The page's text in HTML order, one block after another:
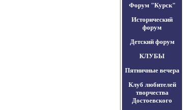
Форум "Курск"
Исторический
форум
Детский форум
КЛУБЫ
Пятничные вечера
Клуб любителей
творчества
Достоевского